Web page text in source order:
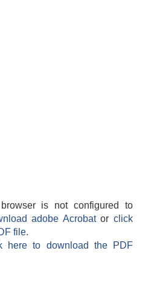
is not configured to
adobe Acrobatorclick
file.
here to download the PDF